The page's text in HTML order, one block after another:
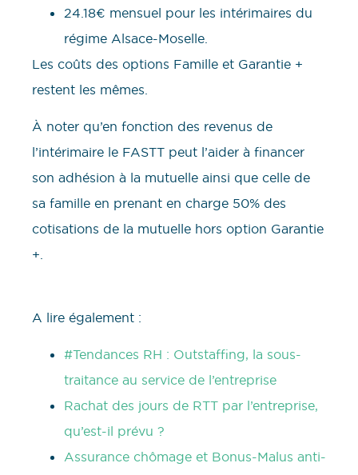
24.18€ mensuel pour les intérimaires du
régime Alsace-Moselle.
Les coûts des options Famille et Garantie +
restent les mêmes.
À noter qu’en fonction des revenus de
l’intérimaire le FASTT peut l’aider à financer
son adhésion à la mutuelle ainsi que celle de
sa famille en prenant en charge 50% des
cotisations de la mutuelle hors option Garantie
+.
A lire également :
#Tendances RH : Outstaffing, la sous-
traitance au service de l’entreprise
Rachat des jours de RTT par l’entreprise,
qu’est-il prévu ?
Assurance chômage et Bonus-Malus anti-